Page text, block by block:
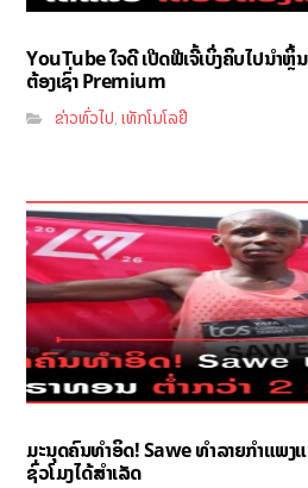
YouTube ໃຈດີ ເປີດຟີເຈີ້ເບິ່ງຄິບໄປນຳ
ຕ້ອງເຊົ່າ Premium
ຂ່າວທົ່ວໄປ,ເທັກໂນໂລຢີ
ມະນຸດຄົນທຳອິດ! Sawe ທຳລາຍກຳແພງ
ຊົ່ວໂມງໄດ້ສຳເລັດ